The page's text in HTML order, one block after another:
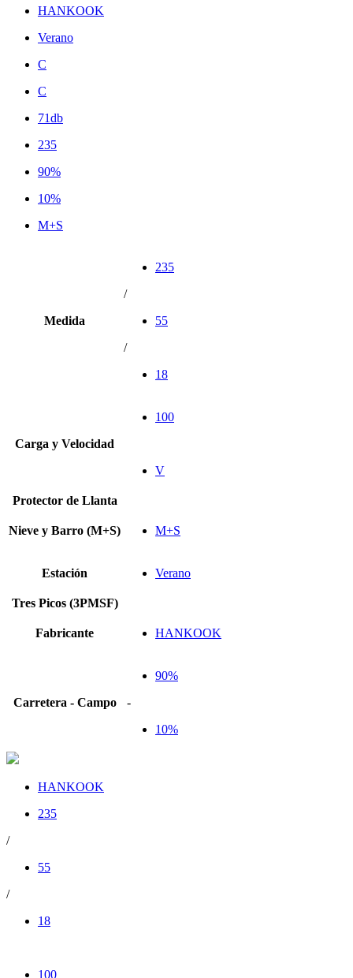
HANKOOK
Verano
C
C
71db
235
90%
10%
M+S
Medida
235
/
55
/
18
Carga y Velocidad
100
V
Protector de Llanta
Nieve y Barro (M+S) M+S
Estación Verano
Tres Picos (3PMSF)
Fabricante HANKOOK
Carretera - Campo
90%
-
10%
HANKOOK
235
/
55
/
18
100